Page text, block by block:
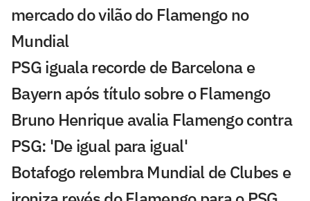
mercado do vilão do Flamengo no
Mundial
PSG iguala recorde de Barcelona e
Bayern após título sobre o Flamengo
Bruno Henrique avalia Flamengo contra
PSG: 'De igual para igual'
Botafogo relembra Mundial de Clubes e